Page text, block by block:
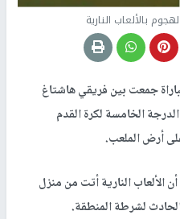
بالألعاب النارية
جمعت بين فريقي هاشتاغ
الخامسة لكرة القدم
على أرض الملعب.
النارية أتت من منزل
لشرطة المنطقة.